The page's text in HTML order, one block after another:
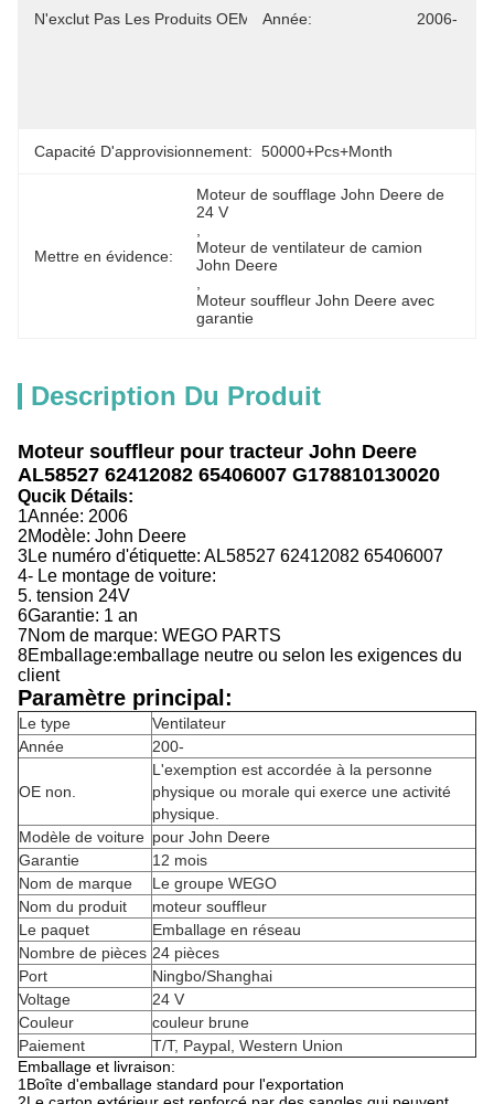
N'exclut Pas Les Produits OEM.:
Physique Ou
Année: 2006-
Capacité D'approvisionnement: 50000+Pcs+Month
Mettre en évidence:
Moteur de soufflage John Deere de
24 V
Moteur de ventilateur de camion
John Deere
Moteur souffleur John Deere avec
garantie
Description Du Produit
Moteur souffleur pour tracteur John Deere
AL58527 62412082 65406007 G178810130020
Qucik Détails:
1Année: 2006
2Modèle: John Deere
3Le numéro d'étiquette: AL58527 62412082 65406007
4- Le montage de voiture:
5. tension 24V
6Garantie: 1 an
7Nom de marque: WEGO PARTS
8Emballage:emballage neutre ou selon les exigences du
client
Paramètre principal:
Le type
Ventilateur
Année
200-
OE non.
L'exemption est accordée à la personne
physique ou morale qui exerce une activité
physique.
Modèle de voiture pour John Deere
Garantie
12 mois
Nom de marque
Le groupe WEGO
Nom du produit
moteur souffleur
Le paquet
Emballage en réseau
Nombre de pièces 24 pièces
Port
Ningbo/Shanghai
Voltage
24 V
Couleur
couleur brune
Paiement
T/T, Paypal, Western Union
Emballage et livraison:
1Boîte d'emballage standard pour l'exportation